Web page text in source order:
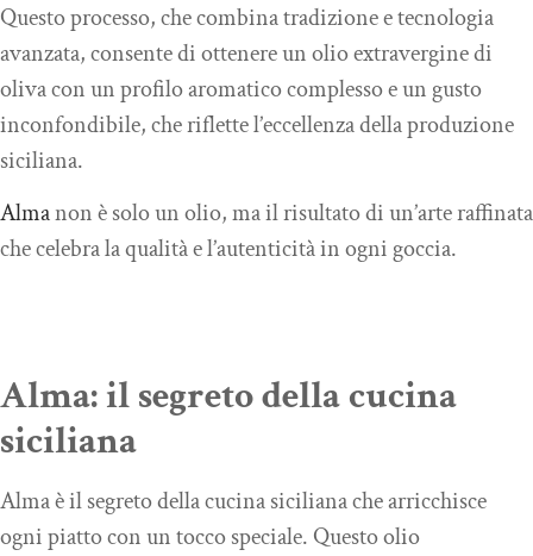
Questo processo, che combina tradizione e tecnologia
avanzata, consente di ottenere un olio extravergine di
oliva con un profilo aromatico complesso e un gusto
inconfondibile, che riflette l’eccellenza della produzione
siciliana.
Almanon è solo un olio, ma il risultato di un’arte raffinata
che celebra la qualità e l’autenticità in ogni goccia.
Alma: il segreto della cucina
siciliana
Alma è il segreto della cucina siciliana che arricchisce
ogni piatto con un tocco speciale. Questo olio